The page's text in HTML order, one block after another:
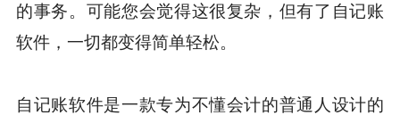
的事务。可能您会觉得这很复杂，但有了自记账
软件，一切都变得简单轻松。
自记账软件是一款专为不懂会计的普通人设计的